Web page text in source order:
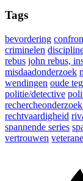
Tags
bevordering
criminelen
rebus john rebus,
misdaadonderzoek
wendingen oude
politie/detective
rechtvaardigheid
spannende series
vertrouwen